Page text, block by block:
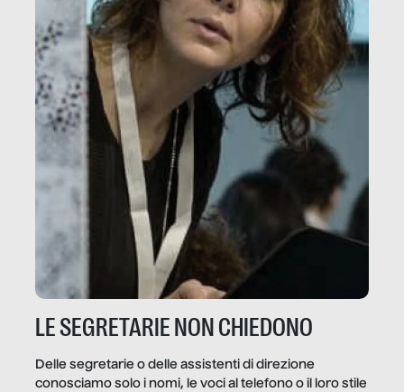
LE SEGRETARIE NON CHIEDONO
Delle segretarie o delle assistenti di direzione
conosciamo solo i nomi, le voci al telefono o il loro stile